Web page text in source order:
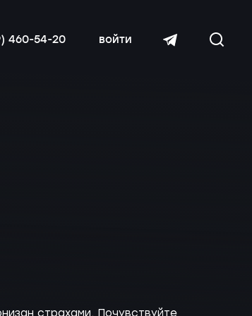
460-54-20 войти
страхами. Почувствуйте